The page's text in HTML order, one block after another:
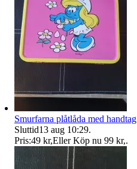
Smurfarna plåtlåda med handtag
Sluttid13 aug 10:29.
Pris:49 kr,Eller Köp nu 99 kr,.